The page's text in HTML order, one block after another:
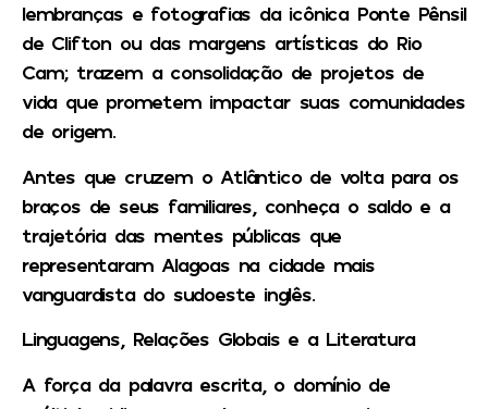
lembranças e fotografias da icônica Ponte Pênsil
de Clifton ou das margens artísticas do Rio
Cam; trazem a consolidação de projetos de
vida que prometem impactar suas comunidades
de origem.
Antes que cruzem o Atlântico de volta para os
braços de seus familiares, conheça o saldo e a
trajetória das mentes públicas que
representaram Alagoas na cidade mais
vanguardista do sudoeste inglês.
Linguagens, Relações Globais e a Literatura
A força da palavra escrita, o domínio de